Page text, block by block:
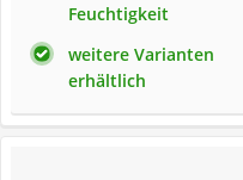
Feuchtigkeit
weitere Varianten
erhältlich